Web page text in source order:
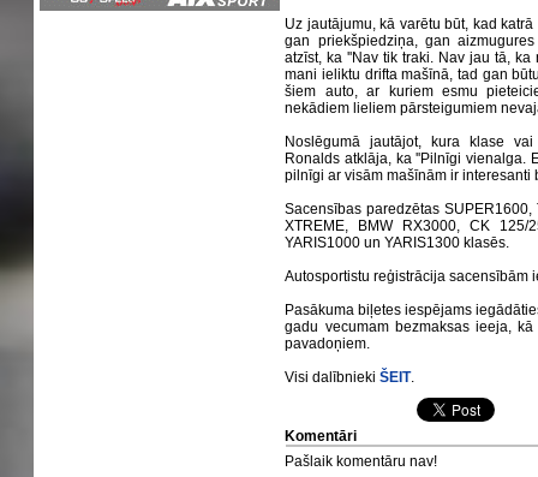
Uz jautājumu, kā varētu būt, kad
gan priekšpiedziņa, gan
atzīst, ka ''Nav tik traki. Nav jau tā,
mani ieliktu drifta mašīnā, tad gan
šiem auto, ar kuriem esmu
nekādiem lieliem pārsteigumiem
Noslēgumā jautājot, kura klase
Ronalds atklāja, ka ''Pilnīgi vienalga.
pilnīgi ar visām mašīnām ir interesanti
Sacensības paredzētas
XTREME, BMW RX3000, CK 125/
YARIS1000 un YARIS1300 klasēs.
Autosportistu reģistrācija sacensībām
Pasākuma biļetes iespējams
gadu vecumam bezmaksas ieeja,
pavadoņiem.
Visi dalībniekiŠEIT.
Komentāri
Pašlaik komentāru nav!